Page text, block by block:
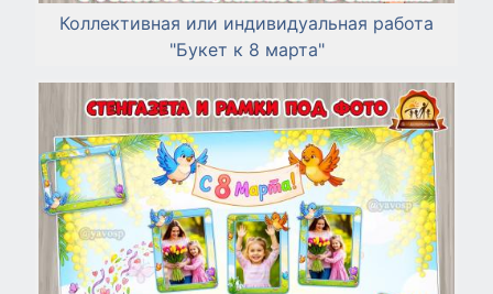
Коллективная или индивидуальная работа
"Букет к 8 марта"